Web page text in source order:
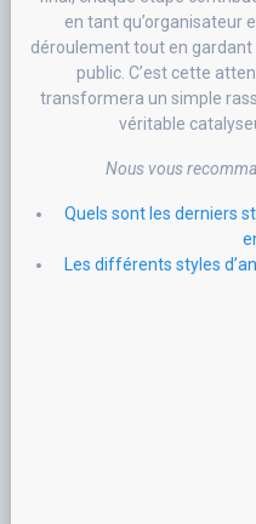
en tant qu’organisateur
déroulement tout en
public. C’est cette
transformera un simple
véritable
Nous vous
Quels sont les derniers
Les différents styles